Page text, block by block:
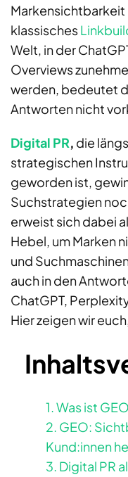
Markensichtbarkeit
klassisches
Welt, in der
Overviews
werden, bedeutet
Antworten nicht
Digital PR, die
strategischen
geworden ist,
Suchstrategien
erweist sich dabei
Hebel, um Marken
und
auch in den
ChatGPT,
Hier zeigen wir
1. Was ist
2. GEO:
Kund:innen
3. Digital PR